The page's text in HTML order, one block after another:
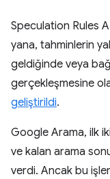
Speculation Rules
yana, tahminlerin
geldiğinde veya
gerçekleşmesine
geliştirildi.
Google Arama, ilk
ve kalan arama
verdi. Ancak bu